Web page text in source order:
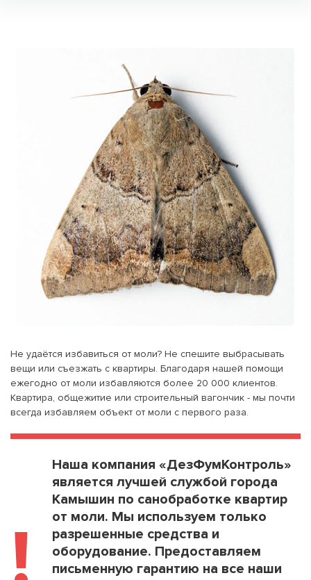
Не удаётся избавиться от моли? Не спешите выбрасывать
вещи или съезжать с квартиры. Благодаря нашей помощи
ежегодно от моли избавляются более 20 000 клиентов.
Квартира, общежитие или строительный вагончик - мы почти
всегда избавляем объект от моли с первого раза.
Наша компания «ДезФумКонтроль»
является лучшей службой города
Камышин по санобработке квартир
от моли. Мы используем только
разрешенные средства и
оборудование. Предоставляем
письменную гарантию на все наши